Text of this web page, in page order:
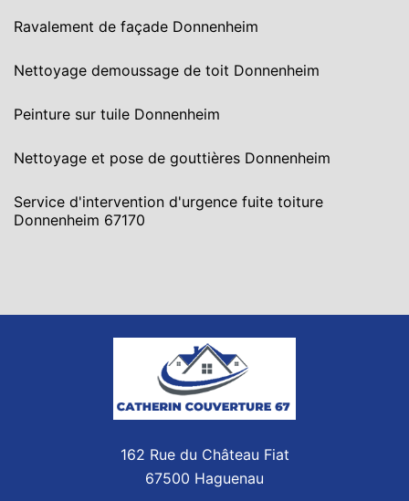
Ravalement de façade Donnenheim
Nettoyage demoussage de toit Donnenheim
Peinture sur tuile Donnenheim
Nettoyage et pose de gouttières Donnenheim
Service d'intervention d'urgence fuite toiture
Donnenheim 67170
162 Rue du Château Fiat
67500 Haguenau